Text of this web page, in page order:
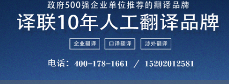
文件翻译 医学翻译 法律翻译 说明书翻译
广交会翻译 交替传译 同声传译
翻译
日语翻译
德语翻译
老挝语翻译 泰语翻译
葡萄牙语翻译
签证材料翻译
银行流水翻译
驾照翻译
证件翻译报价
签证翻译
口译新闻
翻译新闻